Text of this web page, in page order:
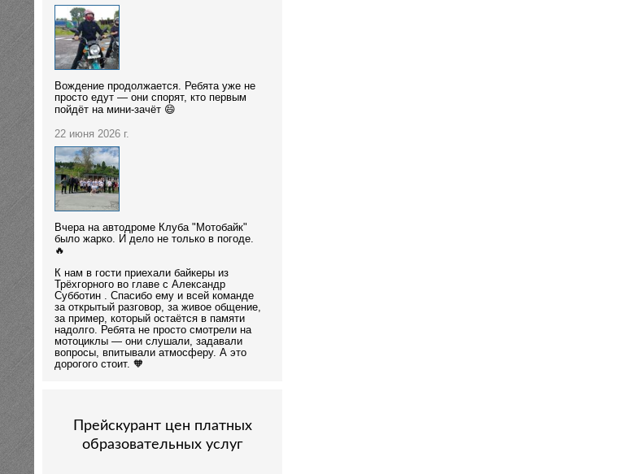
Вождение продолжается. Ребята уже не
просто едут — они спорят, кто первым
пойдёт на мини-зачёт 😄
22 июня 2026 г.
Вчера на автодроме Клуба "Мотобайк"
было жарко. И дело не только в погоде.
🔥
К нам в гости приехали байкеры из
Трёхгорного во главе с Александр
Субботин . Спасибо ему и всей команде
за открытый разговор, за живое общение,
за пример, который остаётся в памяти
надолго. Ребята не просто смотрели на
мотоциклы — они слушали, задавали
вопросы, впитывали атмосферу. А это
дорогого стоит. 🧡
Прейскурант цен платных
образовательных услуг